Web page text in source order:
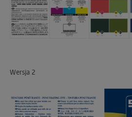
Wersja 2